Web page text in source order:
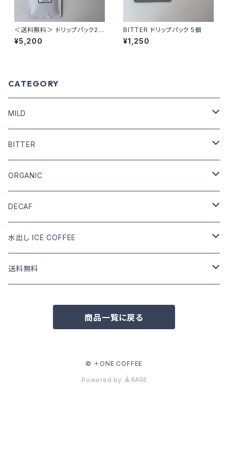
＜送料無料＞ ドリップパック20
個（MILD 10個・ORGANIC 10
個）
¥5,200
BITTER ドリップパック 5個
¥1,250
CATEGORY
MILD
COFFEE BEANS
DRIP COFFEE
DRIP COFFEE mix
BITTER
COFFEE BEANS
DRIP COFFEE
DRIP COFFEE mix
ORGANIC
COFFEE BEANS
DRIP COFFEE
DRIP COFFEE mix
DECAF
COFFEE BEANS
DRIP COFFEE
水出し ICE COFFEE
水出し ICE COFFEE
カフェインあり
送料無料
DRIP COFFEE
商品一覧に戻る
© ＋ONE COFFEE
Powered by